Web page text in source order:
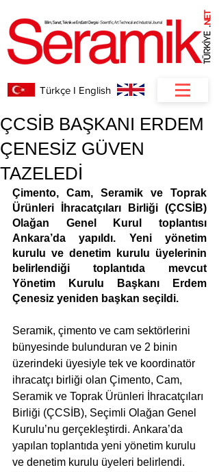
.
NET
Türkçe I English
ÇCSİB BAŞKANI ERDEM
ÇENESİZ GÜVEN
TAZELEDİ
Çimento, Cam, Seramik ve Toprak
Ürünleri İhracatçıları Birliği (ÇCSİB)
Olağan Genel Kurul toplantısı
Ankara’da yapıldı. Yeni yönetim
kurulu ve denetim kurulu üyelerinin
belirlendiği toplantıda mevcut
Yönetim Kurulu Başkanı Erdem
Çenesiz yeniden başkan seçildi.
Seramik, çimento ve cam sektörlerini
bünyesinde bulunduran ve 2 binin
üzerindeki üyesiyle tek ve koordinatör
ihracatçı birliği olan Çimento, Cam,
Seramik ve Toprak Ürünleri İhracatçıları
Birliği (ÇCSİB), Seçimli Olağan Genel
Kurulu’nu gerçekleştirdi. Ankara’da
yapılan toplantıda yeni yönetim kurulu
ve denetim kurulu üyeleri belirlendi.